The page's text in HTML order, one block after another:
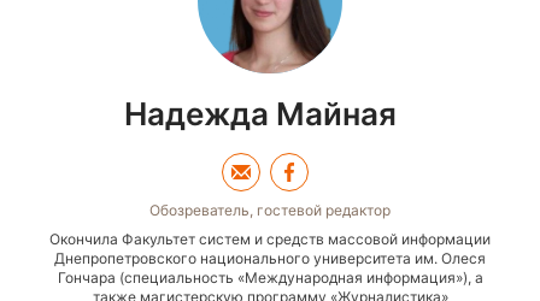
Надежда Майная
Обозреватель, гостевой редактор
Окончила Факультет систем и средств массовой информации
Днепропетровского национального университета им. Олеся
Гончара (специальность «Международная информация»), а
также магистерскую программу «Журналистика»